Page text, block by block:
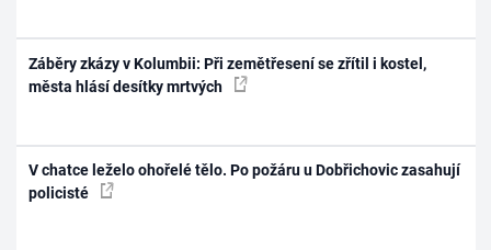
Záběry zkázy v Kolumbii: Při zemětřesení se zřítil i kostel,
města hlásí desítky mrtvých
V chatce leželo ohořelé tělo. Po požáru u Dobřichovic zasahují
policisté